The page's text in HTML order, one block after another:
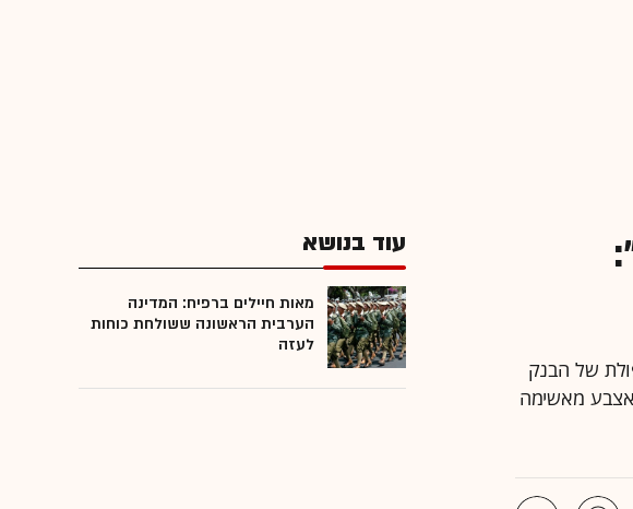
של הבנק
אצבע מאשימה
עוד בנושא
מאות חיילים ברפיח: המדינה
הערבית הראשונה ששולחת כוחות
לעזה